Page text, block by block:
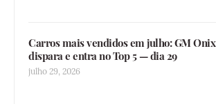
Carros mais vendidos em julho: GM Onix
dispara e entra no Top 5 — dia 29
julho 29, 2026